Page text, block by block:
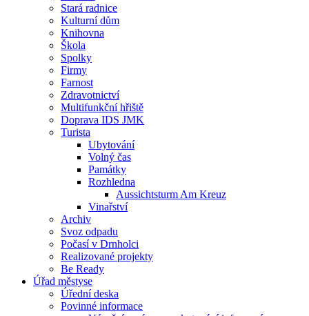
Stará radnice
Kulturní dům
Knihovna
Škola
Spolky
Firmy
Farnost
Zdravotnictví
Multifunkční hřiště
Doprava IDS JMK
Turista
Ubytování
Volný čas
Památky
Rozhledna
Aussichtsturm Am Kreuz
Vinařství
Archiv
Svoz odpadu
Počasí v Drnholci
Realizované projekty
Be Ready
Úřad městyse
Úřední deska
Povinné informace